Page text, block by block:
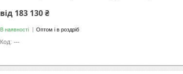
від 183 130 ₴
В наявності Оптом і в роздріб
---